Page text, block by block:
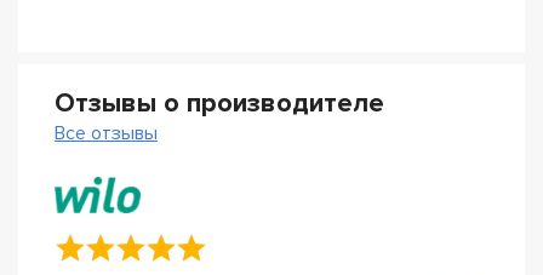
Отзывы о производителе
Все отзывы